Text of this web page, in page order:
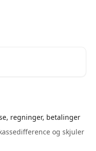
regninger, betalinger
og skjuler